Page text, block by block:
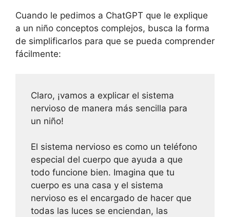
Cuando le pedimos a ChatGPT que le explique
a un niño conceptos complejos, busca la forma
de simplificarlos para que se pueda comprender
fácilmente:
Claro, ¡vamos a explicar el sistema
nervioso de manera más sencilla para
un niño!
El sistema nervioso es como un teléfono
especial del cuerpo que ayuda a que
todo funcione bien. Imagina que tu
cuerpo es una casa y el sistema
nervioso es el encargado de hacer que
todas las luces se enciendan, las